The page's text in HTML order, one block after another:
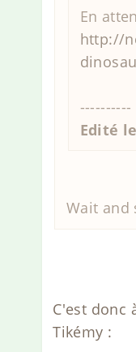
En
http://
----------
Edité
Wait and
C'est donc
Tikémy :